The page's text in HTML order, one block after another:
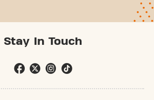
Stay In Touch